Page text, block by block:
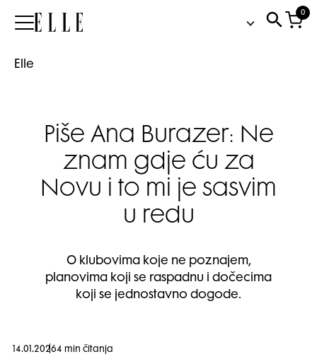
Elle
0
Elle
Piše Ana Burazer: Ne
znam gdje ću za
Novu i to mi je sasvim
u redu
O klubovima koje ne poznajem,
planovima koji se raspadnu i dočecima
koji se jednostavno dogode.
14.01.20264 min čitanja